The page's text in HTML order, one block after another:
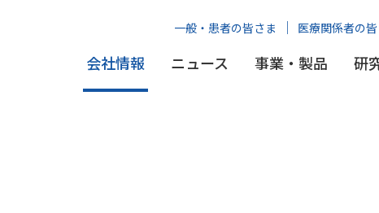
一般・患者の皆さま 医療関係者の
会社情報 ニュース 事業・製品 研